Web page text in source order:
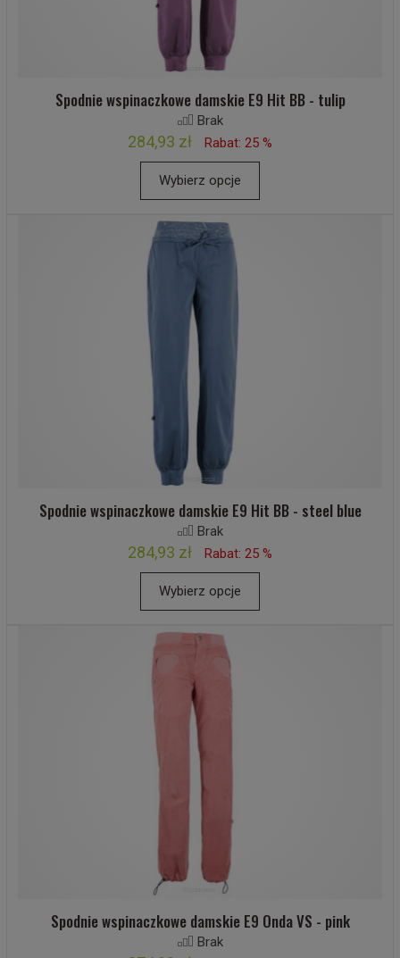
Spodnie wspinaczkowe damskie E9 Hit BB - tulip
Brak
284,93 zł Rabat: 25 %
Wybierz opcje
Spodnie wspinaczkowe damskie E9 Hit BB - steel blue
Brak
284,93 zł Rabat: 25 %
Wybierz opcje
Spodnie wspinaczkowe damskie E9 Onda VS - pink
Brak